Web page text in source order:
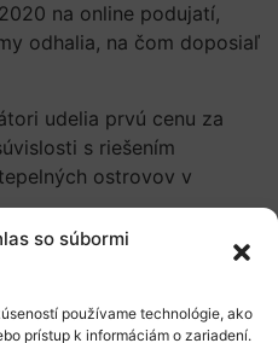
so súbormi
používame technológie, ako
prístup k informáciám o zariadení.
na online podujatí,
odhalia, na čom doposiaľ
udelia prvú cenu za
s riešením
ostrovov v
porota:
rozvíjajúcich sa